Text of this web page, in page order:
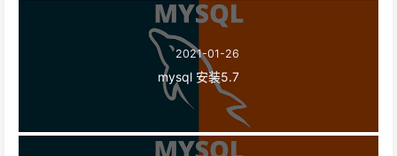
2021-01-26
mysql 安装5.7